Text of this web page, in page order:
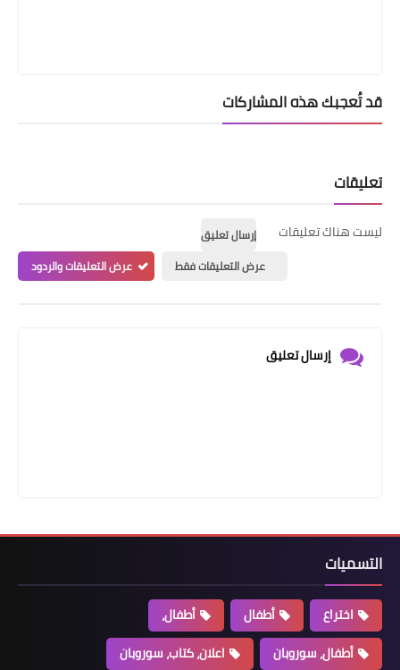
قد تُعجبك هذه المشاركات
تعليقات
ليست هناك تعليقات
إرسال تعليق
عرض التعليقات فقط
عرض التعليقات والردود
إرسال تعليق
التسميات
اختراع أطفال
أطفال،
أطفال، سوروبان
اعلان، كتاب، سوروبان